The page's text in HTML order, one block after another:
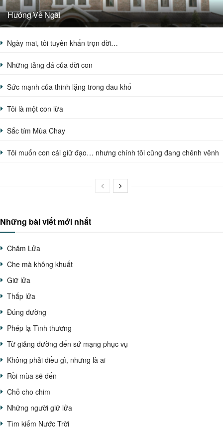
Hướng Về Ngài
Ngày mai, tôi tuyên khấn trọn đời…
Những tảng đá của đời con
Sức mạnh của thinh lặng trong đau khổ
Tôi là một con lừa
Sắc tím Mùa Chay
Tôi muốn con cái giữ đạo… nhưng chính tôi cũng đang chênh vênh
Những bài viết mới nhất
Chăm Lửa
Che mà không khuất
Giữ lửa
Thắp lửa
Đúng đường
Phép lạ Tình thương
Từ giảng đường đến sứ mạng phục vụ
Không phải điều gì, nhưng là ai
Rồi mùa sẽ đến
Chỗ cho chim
Những người giữ lửa
Tìm kiếm Nước Trời